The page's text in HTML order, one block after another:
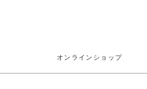
オンラインショップ